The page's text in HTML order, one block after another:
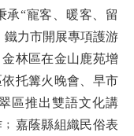
“寵客、暖客、留
鐵力市開展專項護游
林區在金山鹿苑增
托篝火晚會、早市
區推出雙語文化講
嘉蔭縣組織民俗表